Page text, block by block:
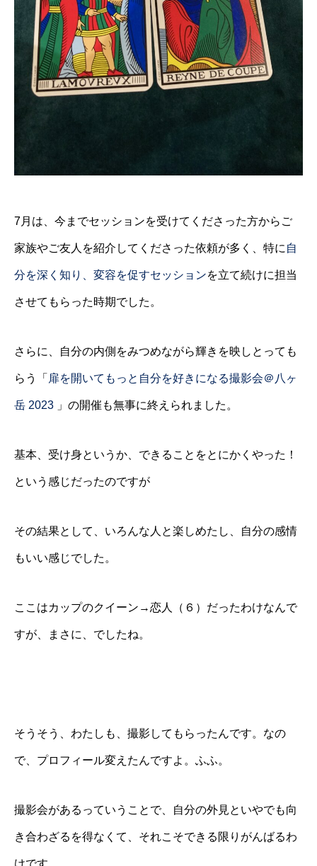
7月は、今までセッションを受けてくださった方からご
家族やご友人を紹介してくださった依頼が多く、特に 自
分を深く知り、変容を促すセッションを立て続けに担当
させてもらった時期でした。
さらに、自分の内側をみつめながら輝きを映しとっても
らう「 扉を開いてもっと自分を好きになる撮影会＠八ヶ
岳 2023 」の開催も無事に終えられました。
基本、受け身というか、できることをとにかくやった！
という感じだったのですが
その結果として、いろんな人と楽しめたし、自分の感情
もいい感じでした。
ここはカップのクイーン→恋人（６）だったわけなんで
すが、まさに、でしたね。
そうそう、わたしも、撮影してもらったんです。なの
で、プロフィール変えたんですよ。ふふ。
撮影会があるっていうことで、自分の外見といやでも向
き合わざるを得なくて、それこそできる限りがんばるわ
けです。